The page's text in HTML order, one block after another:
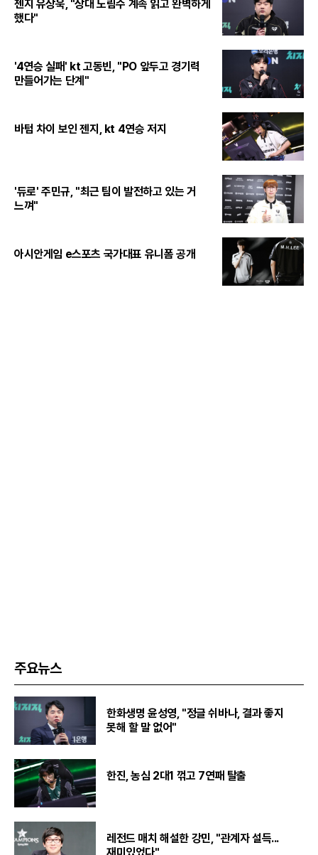
젠지 유상욱, "상대 노림수 계속 읽고 완벽하게
했다"
'4연승 실패' kt 고동빈, "PO 앞두고 경기력
만들어가는 단계"
바텀 차이 보인 젠지, kt 4연승 저지
'듀로' 주민규, "최근 팀이 발전하고 있는 거
느껴"
아시안게임 e스포츠 국가대표 유니폼 공개
주요뉴스
한화생명 윤성영, "정글 쉬바나, 결과 좋지
못해 할 말 없어"
한진, 농심 2대1 꺾고 7연패 탈출
레전드 매치 해설한 강민, "관계자 설득...
재미있었다"